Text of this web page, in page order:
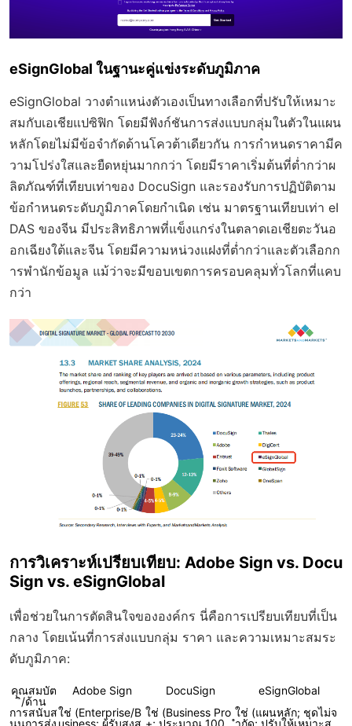
eSignGlobal ในฐานะคู่แข่งระดับภูมิภาค
eSignGlobal วางตำแหน่งตัวเองเป็นทางเลือกที่ปรับให้เหมาะ
สมกับเอเชียแปซิฟิก โดยมีฟังก์ชันการส่งแบบกลุ่มในตัวในแผน
หลักโดยไม่มีข้อจำกัดด้านโควต้าเดียวกัน การกำหนดราคามีค
วามโปร่งใสและยืดหยุ่นมากกว่า โดยมีราคาเริ่มต้นที่ต่ำกว่าผ
ลิตภัณฑ์ที่เทียบเท่าของ DocuSign และรองรับการปฏิบัติตาม
ข้อกำหนดระดับภูมิภาคโดยกำเนิด เช่น มาตรฐานเทียบเท่า eI
DAS ของจีน มีประสิทธิภาพที่แข็งแกร่งในตลาดเอเชียตะวันอ
อกเฉียงใต้และจีน โดยมีความหน่วงแฝงที่ต่ำกว่าและตัวเลือกก
ารพำนักข้อมูล แม้ว่าจะมีขอบเขตการครอบคลุมทั่วโลกที่แคบ
กว่า
การวิเคราะห์เปรียบเทียบ: Adobe Sign vs. Docu
Sign vs. eSignGlobal
เพื่อช่วยในการตัดสินใจขององค์กร นี่คือการเปรียบเทียบที่เป็น
กลาง โดยเน้นที่การส่งแบบกลุ่ม ราคา และความเหมาะสมระ
ดับภูมิภาค:
คุณสมบัต
ิ/ด้าน
Adobe Sign DocuSign
eSignGlobal
การสนับส
นุนการส่ง
ใช่ (Enterprise/B
usiness; ผู้รับสูงสุ
ใช่ (Business Pro
+; ประมาณ 100
ใช่ (แผนหลัก; ชุดไม่จ
ำกัด; ปรับให้เหมาะส